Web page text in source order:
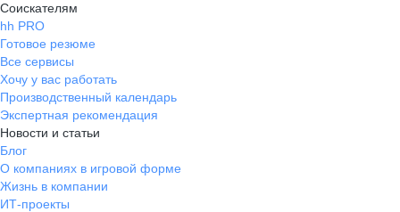
Соискателям
hh PRO
Готовое резюме
Все сервисы
Хочу у вас работать
Производственный календарь
Экспертная рекомендация
Новости и статьи
Блог
О компаниях в игровой форме
Жизнь в компании
ИТ-проекты